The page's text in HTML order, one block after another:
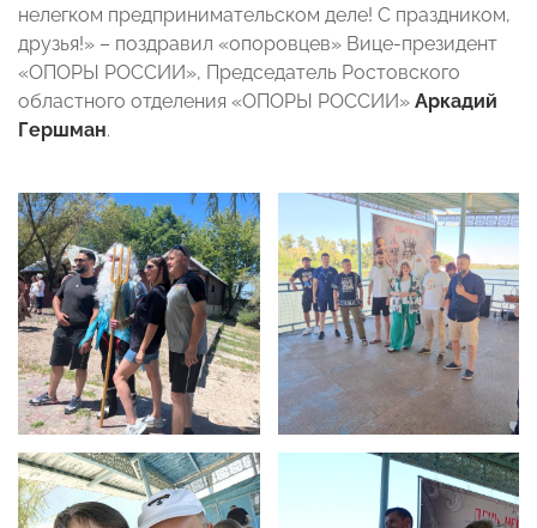
нелегком предпринимательском деле! С праздником,
друзья!» – поздравил «опоровцев» Вице-президент
«ОПОРЫ РОССИИ», Председатель Ростовского
областного отделения «ОПОРЫ РОССИИ» Аркадий
Гершман.